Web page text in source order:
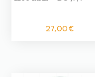
27,00€